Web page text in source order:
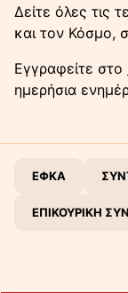
Δείτε όλες τις
και τον Κόσμο,
Εγγραφείτε στο
ημερήσια
ΕΦΚΑ
ΕΠΙΚΟΥΡΙΚΗ